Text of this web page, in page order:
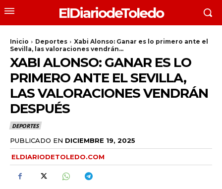
ElDiariodeToledo
Inicio Deportes
Xabi Alonso: Ganar es lo primero ante el
Sevilla, las valoraciones vendrán...
XABI ALONSO: GANAR ES LO
PRIMERO ANTE EL SEVILLA,
LAS VALORACIONES VENDRÁN
DESPUÉS
DEPORTES
PUBLICADO EN DICIEMBRE 19, 2025
ELDIARIODETOLEDO.COM